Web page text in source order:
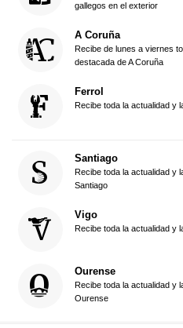
gallegos en el exterior
A Coruña
Recibe de lunes a viernes
destacada de A Coruña
Ferrol
Recibe toda la actualidad y
Santiago
Recibe toda la actualidad y
Santiago
Vigo
Recibe toda la actualidad y
Ourense
Recibe toda la actualidad y
Ourense